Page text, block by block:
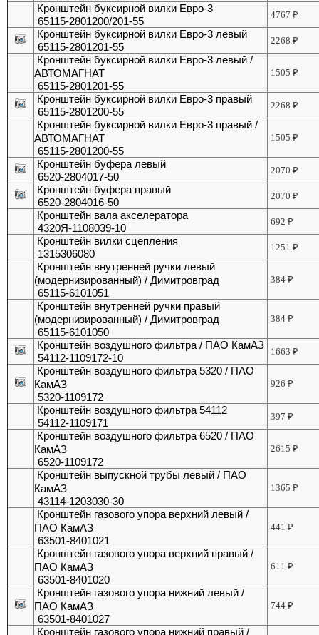
Кронштейн буксирной вилки Евро-3
65115-2801200/201-55
4767₽
Кронштейн буксирной вилки Евро-3 левый
65115-2801201-55
2268₽
Кронштейн буксирной вилки Евро-3 левый /
АВТОМАГНАТ
65115-2801201-55
1505₽
Кронштейн буксирной вилки Евро-3 правый
65115-2801200-55
2268₽
Кронштейн буксирной вилки Евро-3 правый /
АВТОМАГНАТ
65115-2801200-55
1505₽
Кронштейн буфера левый
6520-2804017-50
2070₽
Кронштейн буфера правый
6520-2804016-50
2070₽
Кронштейн вала акселератора
4320Я-1108039-10
692₽
Кронштейн вилки сцепления
1315306080
1251₽
Кронштейн внутренней ручки левый
(модернизированный) / Димитровград
65115-6101051
384₽
Кронштейн внутренней ручки правый
(модернизированный) / Димитровград
65115-6101050
384₽
Кронштейн воздушного фильтра / ПАО КамАЗ
54112-1109172-10
1663₽
Кронштейн воздушного фильтра 5320 / ПАО
КамАЗ
5320-1109172
926₽
Кронштейн воздушного фильтра 54112
54112-1109171
397₽
Кронштейн воздушного фильтра 6520 / ПАО
КамАЗ
6520-1109172
2615₽
Кронштейн выпускной трубы левый / ПАО
КамАЗ
43114-1203030-30
1365₽
Кронштейн газового упора верхний левый /
ПАО КамАЗ
63501-8401021
441₽
Кронштейн газового упора верхний правый /
ПАО КамАЗ
63501-8401020
611₽
Кронштейн газового упора нижний левый /
ПАО КамАЗ
63501-8401027
744₽
Кронштейн газового упора нижний правый /